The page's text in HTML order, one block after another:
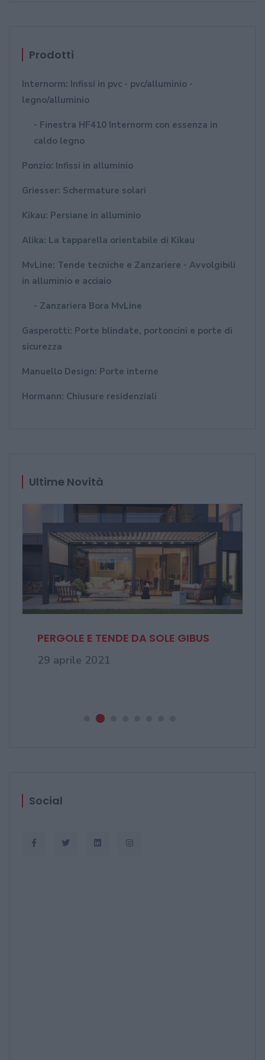
Prodotti
Internorm: Infissi in pvc - pvc/alluminio -
legno/alluminio
- Finestra HF410 Internorm con essenza in
caldo legno
Ponzio: Infissi in alluminio
Griesser: Schermature solari
Kikau: Persiane in alluminio
Alika: La tapparella orientabile di Kikau
MvLine: Tende tecniche e Zanzariere - Avvolgibili
in alluminio e acciaio
- Zanzariera Bora MvLine
Gasperotti: Porte blindate, portoncini e porte di
sicurezza
Manuello Design: Porte interne
Hormann: Chiusure residenziali
Ultime Novità
Finestre in pvc sempre più
avanzate, da ...
Social